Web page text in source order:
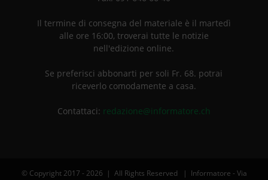
Il termine di consegna del materiale è il martedì
alle ore 16:00, troverai tutte le notizie
nell'edizione online.
Se preferisci abbonarti per soli Fr. 68. potrai
riceverlo comodamente a casa.
Contattaci: redazione@informatore.ch
© Copyright 2017 - 2026 | All Rights Reserved | Informatore - Via